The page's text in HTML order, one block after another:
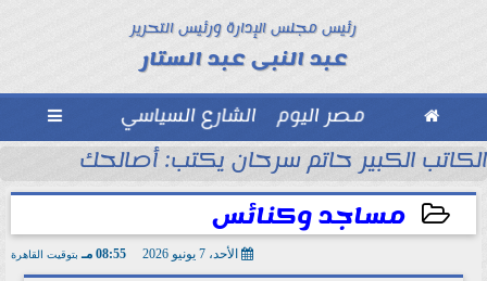
رئيس مجلس الإدارة ورئيس التحرير
عبد النبى عبد الستار
 مصر اليوم الشارع السياسي 
الكاتب الكبير حاتم سرحان يكتب: أصالحك على إيه
مساجد وكنائس
الأحد، 7 يونيو 2026 08:55 مـ بتوقيت القاهرة